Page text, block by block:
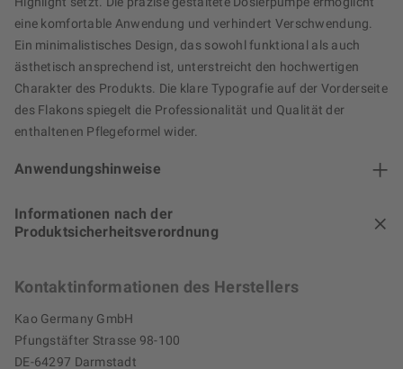
eine komfortable Anwendung und verhindert Verschwendung.
Ein minimalistisches Design, das sowohl funktional als auch
ästhetisch ansprechend ist, unterstreicht den hochwertigen
Charakter des Produkts. Die klare Typografie auf der Vorderseite
des Flakons spiegelt die Professionalität und Qualität der
enthaltenen Pflegeformel wider.
Anwendungshinweise
Informationen nach der
Produktsicherheitsverordnung
Kontaktinformationen des Herstellers
Kao Germany GmbH
Pfungstäfter Strasse 98-100
DE-64297 Darmstadt